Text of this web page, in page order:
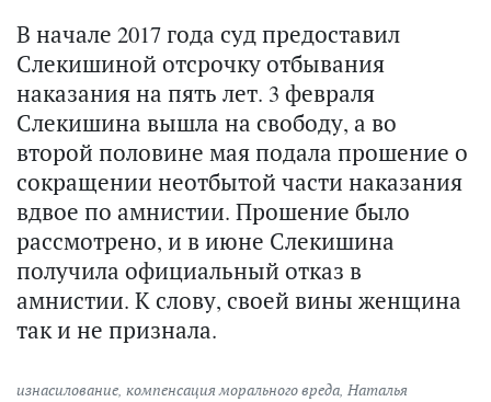
В начале 2017 года суд предоставил
Слекишиной отсрочку отбывания
наказания на пять лет. 3 февраля
Слекишина вышла на свободу, а во
второй половине мая подала прошение о
сокращении неотбытой части наказания
вдвое по амнистии. Прошение было
рассмотрено, и в июне Слекишина
получила официальный отказ в
амнистии. К слову, своей вины женщина
так и не признала.
изнасилование, компенсация морального вреда, Наталья